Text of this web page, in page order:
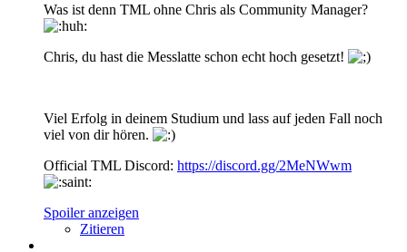
Was ist denn TML ohne Chris als Community Manager?
Chris, du hast die Messlatte schon echt hoch gesetzt!
Viel Erfolg in deinem Studium und lass auf jeden Fall noch
viel von dir hören.
Official TML Discord: https://discord.gg/2MeNWwm
Spoiler anzeigen
Zitieren